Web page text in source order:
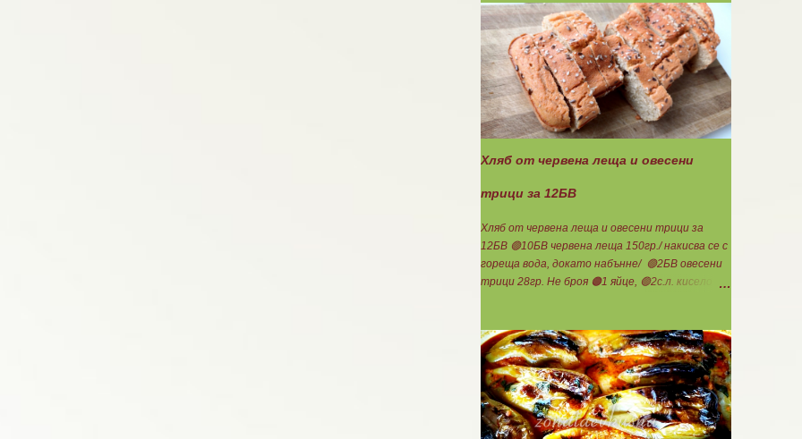
Намачквате добре с вилица , или пасирате до
абсолютно гладък крем с пасатор. Уверявам
Ви, че става невероятно вкусно и приятно за
приготвяне на всякакви плодови кремчета,
крем за торти, за всякакви разядки и салати...
Ако изварата е обезмаслена можете да
удвоявате мазнините. Ако не е, броите като
нискомаслен продукт. Можете да си
съхранявате в хладилник за няколко дни. Част
от моята закуска днес, беше това вкусно
кремче... 🟢1БП извара 50гр. 🟢1БВ череши 8бр.
🟠1БМ орех 1бр. Ванилия Нека да ни е вкусно
заедно! Люси
Хляб от червена леща и овесени
трици за 12БВ
Хляб от червена леща и овесени трици за
12БВ 🟢10БВ червена леща 150гр./ накисва се с
гореща вода, докато набънне/ 🟢2БВ овесени
трици 28гр. Не броя 🟠1 яйце, 🟢2с.л. кисело
фурна на 180градуса до готовност. Нарязва
се на 12 филийки, всяка за 1БВ. Нека да ни е
вкусно заедно! Люси